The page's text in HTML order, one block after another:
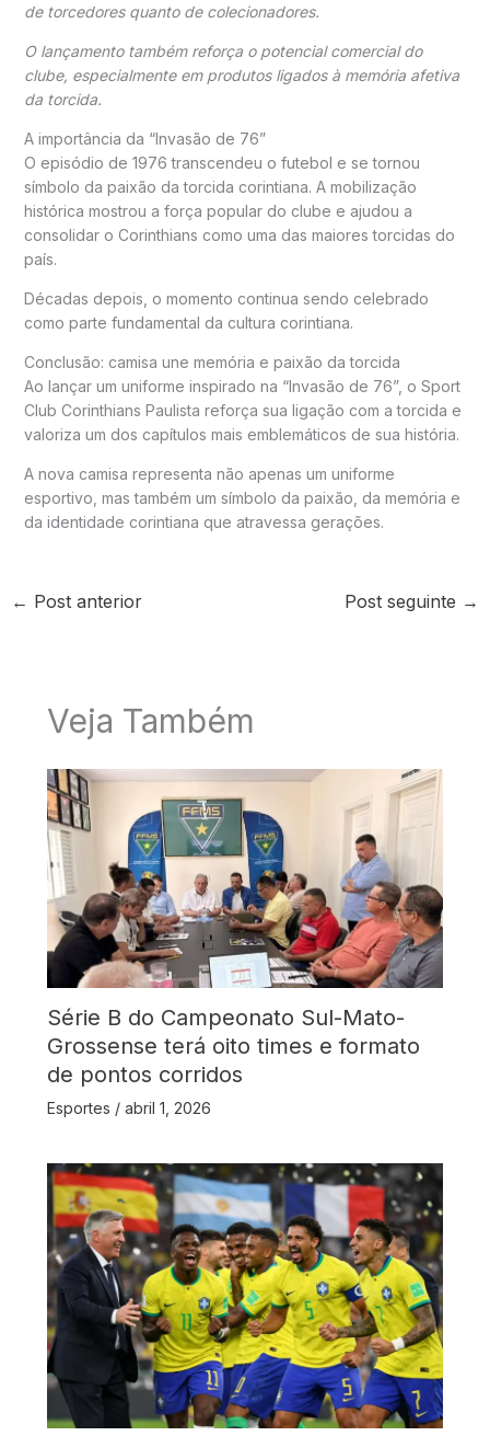
de torcedores quanto de colecionadores.
O lançamento também reforça o potencial comercial do
clube, especialmente em produtos ligados à memória afetiva
da torcida.
A importância da “Invasão de 76”
O episódio de 1976 transcendeu o futebol e se tornou
símbolo da paixão da torcida corintiana. A mobilização
histórica mostrou a força popular do clube e ajudou a
consolidar o Corinthians como uma das maiores torcidas do
país.
Décadas depois, o momento continua sendo celebrado
como parte fundamental da cultura corintiana.
Conclusão: camisa une memória e paixão da torcida
Ao lançar um uniforme inspirado na “Invasão de 76”, o Sport
Club Corinthians Paulista reforça sua ligação com a torcida e
valoriza um dos capítulos mais emblemáticos de sua história.
A nova camisa representa não apenas um uniforme
esportivo, mas também um símbolo da paixão, da memória e
da identidade corintiana que atravessa gerações.
← Post anterior Post seguinte →
Veja Também
Série B do Campeonato Sul-Mato-
Grossense terá oito times e formato
de pontos corridos
Esportes / abril 1, 2026